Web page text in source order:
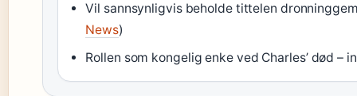
Vil sannsynligvis beholde tittelen
News)
Rollen som kongelig enke ved Charles’ død –